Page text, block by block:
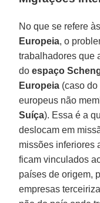
No que se refere
Europeia, o
trabalhadores que
doespaço
Europeia (caso do
europeus não
Suíça). Essa é a
deslocam em
missões inferiores
ficam vinculados
países de origem,
empresas